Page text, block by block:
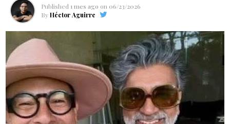
Published 1 mes ago on 06/23/2026
By Héctor Aguirre